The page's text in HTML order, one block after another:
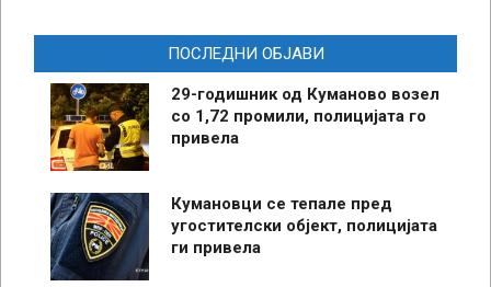
ПОСЛЕДНИ ОБЈАВИ
29-годишник од Куманово возел
со 1,72 промили, полицијата го
привела
Кумановци се тепале пред
угостителски објект, полицијата
ги привела